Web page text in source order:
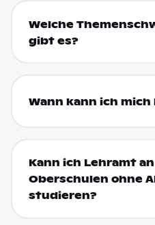
Welche
gibt es?
Wann kann ich
Kann ich Lehramt an
Oberschulen ohne
studieren?